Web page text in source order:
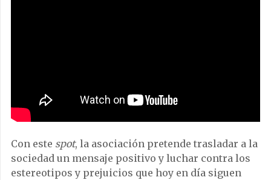
Con este spot, la asociación pretende trasladar a la
sociedad un mensaje positivo y luchar contra los
estereotipos y prejuicios que hoy en día siguen